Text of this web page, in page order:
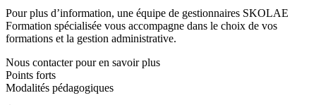
Pour plus d’information, une équipe de gestionnaires SKOLAE
Formation spécialisée vous accompagne dans le choix de vos
formations et la gestion administrative.
Nous contacter pour en savoir plus
Points forts
Modalités pédagogiques